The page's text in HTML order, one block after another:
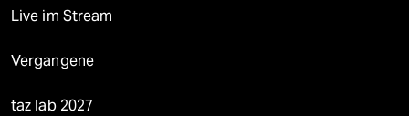
Live im Stream
Vergangene
taz lab 2027